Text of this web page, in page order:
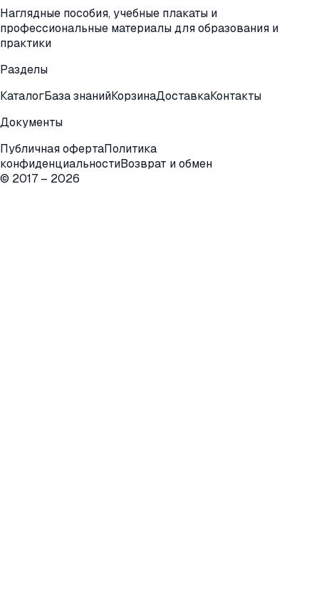
Наглядные пособия, учебные плакаты и
профессиональные материалы для образования и
практики
Разделы
КаталогБаза знанийКорзинаДоставкаКонтакты
Документы
Публичная офертаПолитика
конфиденциальностиВозврат и обмен
© 2017 – 2026